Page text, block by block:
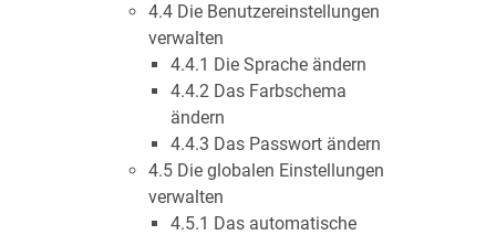
4.4 Die Benutzereinstellungen
verwalten
4.4.1 Die Sprache ändern
4.4.2 Das Farbschema
ändern
4.4.3 Das Passwort ändern
4.5 Die globalen Einstellungen
verwalten
4.5.1 Das automatische